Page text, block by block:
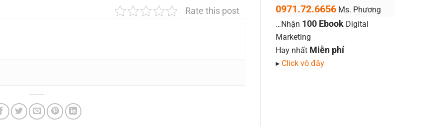
Rate this post 0971.72.6656 Ms. Phương
…Nhận 100 Ebook Digital
Marketing
Hay nhất Miễn phí
▸ Click vô đây